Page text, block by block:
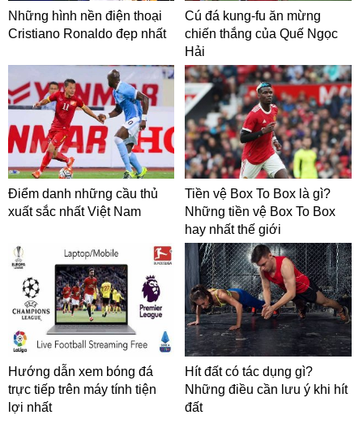
Những hình nền điện thoại
Cristiano Ronaldo đẹp nhất
Cú đá kung-fu ăn mừng
chiến thắng của Quế Ngọc
Hải
Điểm danh những cầu thủ
xuất sắc nhất Việt Nam
Tiền vệ Box To Box là gì?
Những tiền vệ Box To Box
hay nhất thế giới
Hướng dẫn xem bóng đá
trực tiếp trên máy tính tiện
lợi nhất
Hít đất có tác dụng gì?
Những điều cần lưu ý khi hít
đất